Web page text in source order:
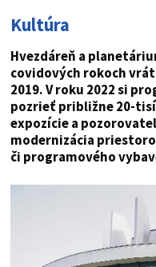
Kultúra
Hvezdáreň a
covidových rokoch
2019. V roku 2022 si
pozrieť približne 20-
expozície a
modernizácia
či programového